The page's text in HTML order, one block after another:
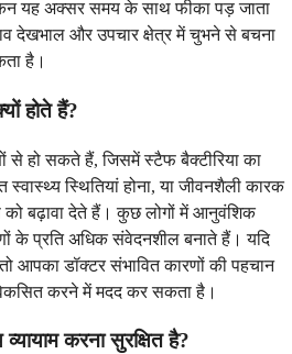
यह अक्सर समय के साथ फीका पड़ जाता
देखभाल और उपचार क्षेत्र में चुभने से बचना
है।
होते हैं?
से हो सकते हैं, जिसमें स्टैफ बैक्टीरिया का
स्वास्थ्य स्थितियां होना, या जीवनशैली कारक
को बढ़ावा देते हैं। कुछ लोगों में आनुवंशिक
के प्रति अधिक संवेदनशील बनाते हैं। यदि
आपका डॉक्टर संभावित कारणों की पहचान
करने में मदद कर सकता है।
करना सुरक्षित है?